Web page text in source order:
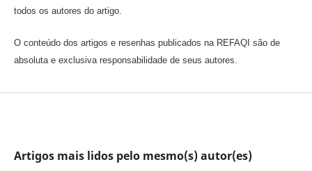
todos os autores do artigo.
O conteúdo dos artigos e resenhas publicados na REFAQI são de
absoluta e exclusiva responsabilidade de seus autores.
Artigos mais lidos pelo mesmo(s) autor(es)